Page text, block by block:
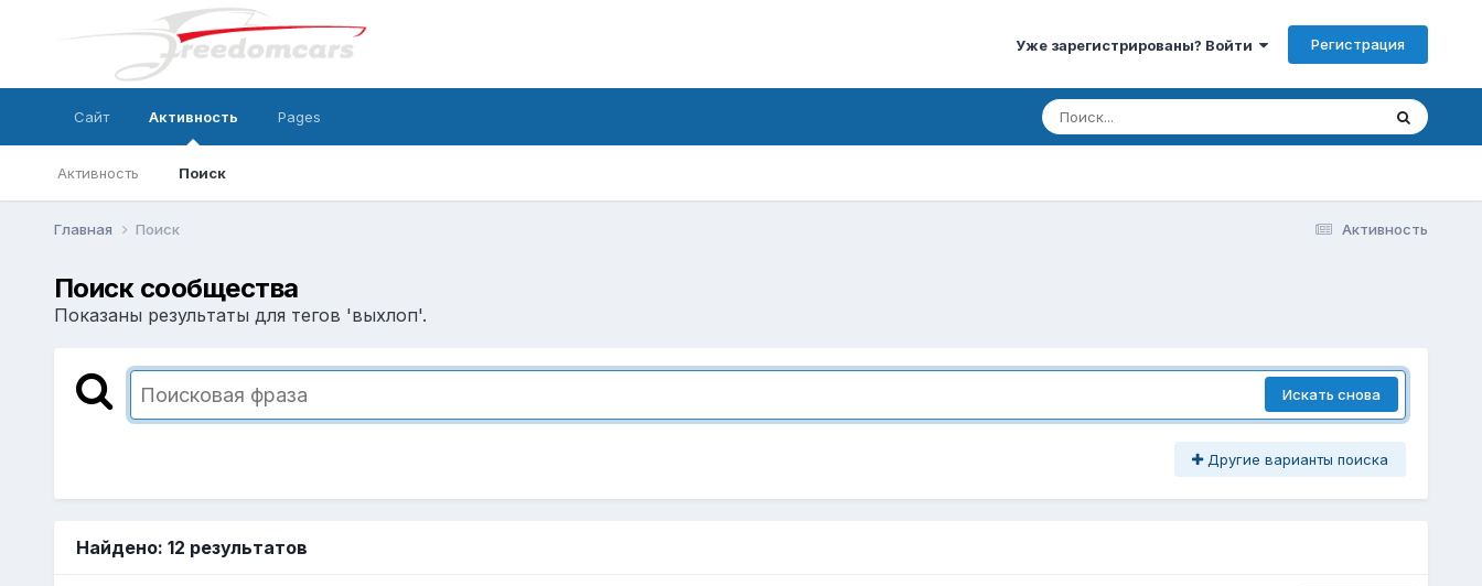
Уже зарегистрированы? Войти Регистрация
Сайт Активность
Активность Поиск
Pages
Активность
Главная Поиск
Поиск сообщества
Показаны результаты для тегов 'выхлоп'.
Искать снова
Другие варианты поиска
Найдено: 12 результатов